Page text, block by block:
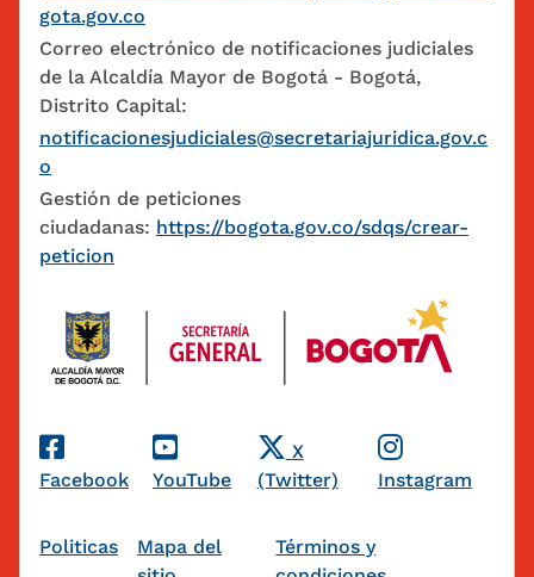
gota.gov.co
Correo electrónico de notificaciones judiciales
de la Alcaldía Mayor de Bogotá - Bogotá,
Distrito Capital:
notificacionesjudiciales@secretariajuridica.gov.c
o
Gestión de peticiones
ciudadanas: https://bogota.gov.co/sdqs/crear-
peticion
Redes Sociales
Facebook YouTube
X
(Twitter)
Instagram
Pie de página
Politicas
Mapa del
Términos y